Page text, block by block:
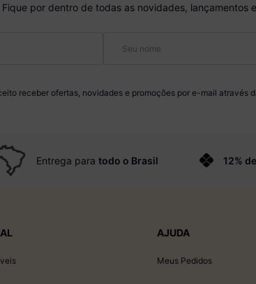
Fique por dentro de todas as novidades, lançamentos
receber ofertas, novidades e promoções por e-mail através
Entrega paratodo o Brasil 12%
AJUDA
Meus Pedidos